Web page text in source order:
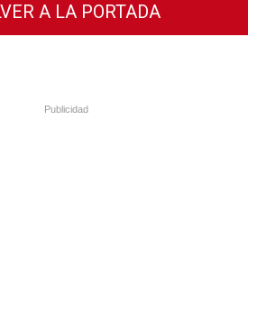
A LA PORTADA
Publicidad